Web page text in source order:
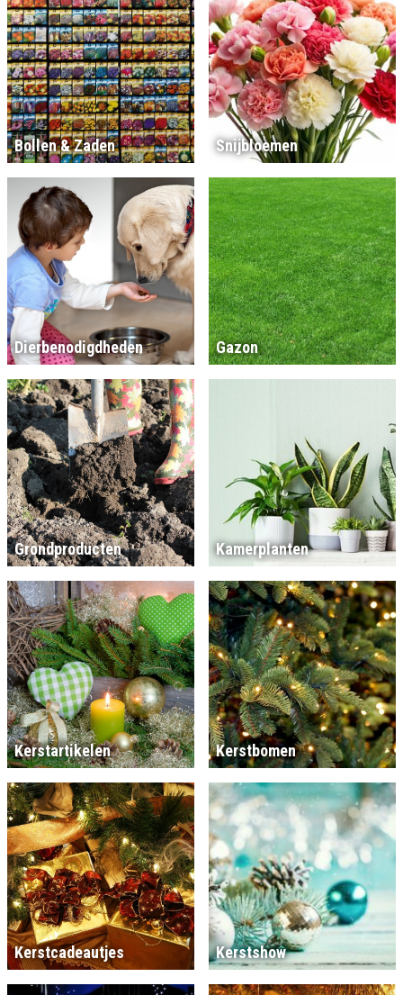
Bollen & Zaden Snijbloemen
Dierbenodigdheden Gazon
Grondproducten Kamerplanten
Kerstartikelen Kerstbomen
Kerstcadeautjes Kerstshow